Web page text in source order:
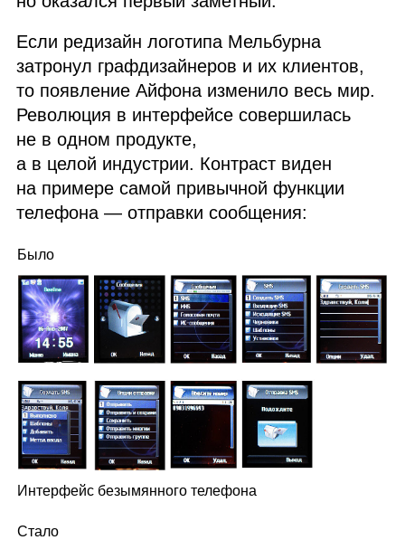
Если редизайн логотипа Мельбурна
затронул графдизайнеров и их клиентов,
то появление Айфона изменило весь мир.
Революция в интерфейсе совершилась
не в одном продукте,
а в целой индустрии. Контраст виден
на примере самой привычной функции
телефона — отправки сообщения:
Было
Интерфейс безымянного телефона
Стало